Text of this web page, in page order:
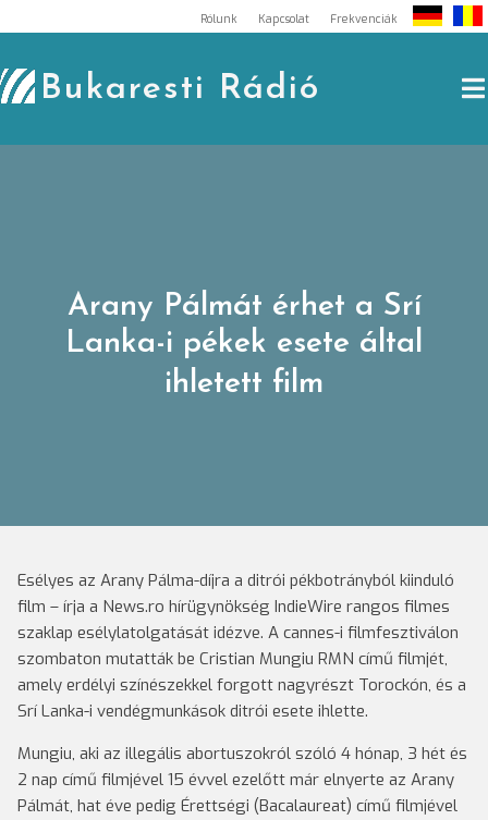
to
content
Rólunk Kapcsolat Frekvenciák
Bukaresti Rádió
Arany Pálmát érhet a Srí
Lanka-i pékek esete által
ihletett film
Esélyes az Arany Pálma-díjra a ditrói pékbotrányból kiinduló
film – írja a News.ro hírügynökség IndieWire rangos filmes
szaklap esélylatolgatását idézve. A cannes-i filmfesztiválon
szombaton mutatták be Cristian Mungiu RMN című filmjét,
amely erdélyi színészekkel forgott nagyrészt Torockón, és a
Srí Lanka-i vendégmunkások ditrói esete ihlette.
Mungiu, aki az illegális abortuszokról szóló 4 hónap, 3 hét és
2 nap című filmjével 15 évvel ezelőtt már elnyerte az Arany
Pálmát, hat éve pedig Érettségi (Bacalaureat) című filmjével